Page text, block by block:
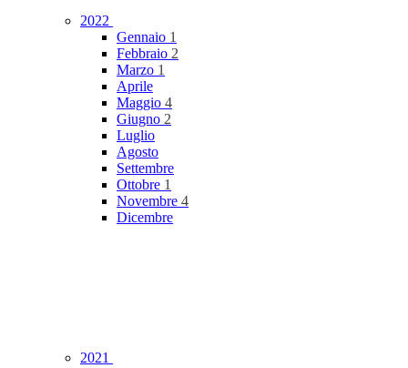
2022
Gennaio 1
Febbraio 2
Marzo 1
Aprile
Maggio 4
Giugno 2
Luglio
Agosto
Settembre
Ottobre 1
Novembre 4
Dicembre
2021